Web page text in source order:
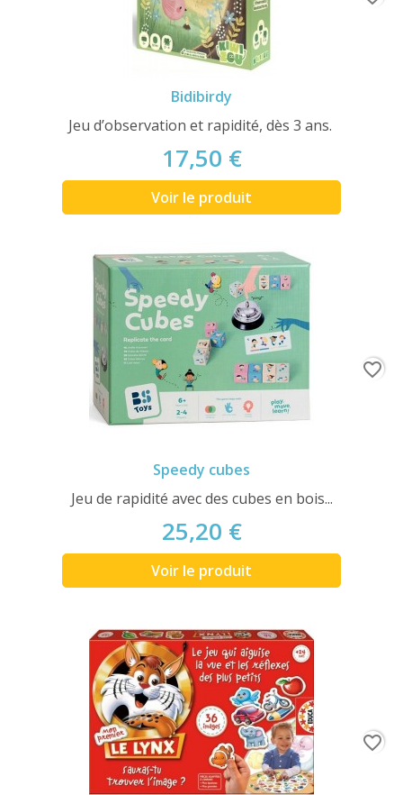
Bidibirdy
Jeu d’observation et rapidité, dès 3 ans.
17,50 €
Voir le produit
Speedy cubes
Jeu de rapidité avec des cubes en bois...
25,20 €
Voir le produit
favorite_border
favorite_border